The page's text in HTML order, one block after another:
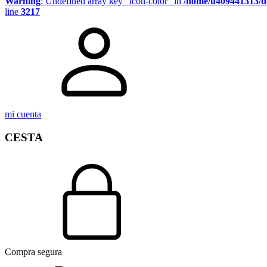
line 3217
mi cuenta
CESTA
Compra segura